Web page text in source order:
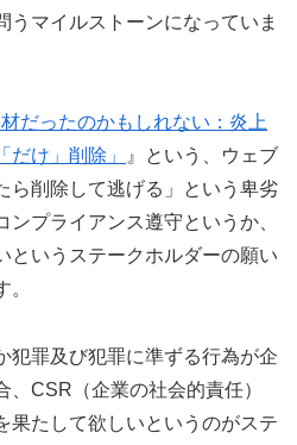
うマイルストーンになっていま
だったのかもしれない：炎上
だけ」削除」
』という、ウェブ
ら削除して逃げる」という卑劣
プライアンス遵守というか、
というステークホルダーの願い
犯罪及び犯罪に準ずる行為が企
CSR（企業の社会的責任）
果たして欲しいというのがステ